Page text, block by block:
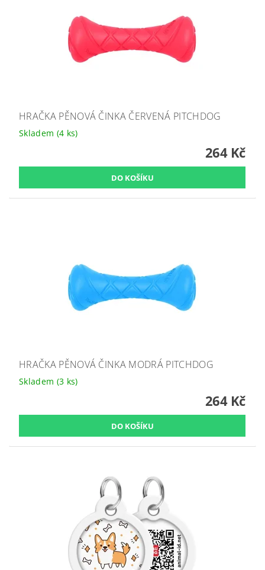
HRAČKA PĚNOVÁ ČINKA ČERVENÁ PITCHDOG
Skladem (4 ks)
264 Kč
HRAČKA PĚNOVÁ ČINKA MODRÁ PITCHDOG
Skladem (3 ks)
264 Kč